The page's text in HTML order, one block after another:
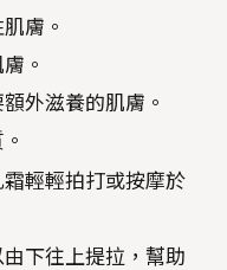
膚。
。
外滋養的肌膚。
輕輕拍打或按摩於
下往上提拉，幫助